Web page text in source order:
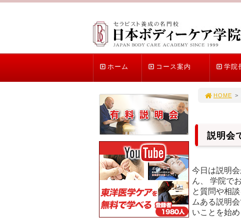
ホーム コース案内 学院
HOME >
説明会
今日は説明
ん、 学院で
と質問や相
ムある説明
いことを始